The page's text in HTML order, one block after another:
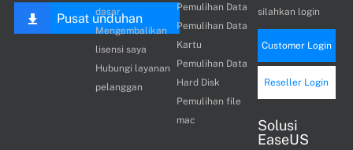
Pusat unduhan
dasar
Mengembalikan
lisensi saya
Hubungi layanan
pelanggan
Pemulihan Data
Pemulihan Data
Kartu
Pemulihan Data
Hard Disk
Pemulihan file
mac
silahkan login
Customer Login
Reseller Login
Solusi
EaseUS